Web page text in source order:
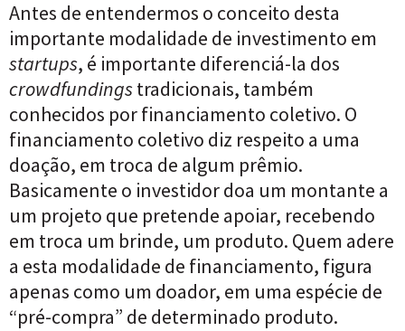
Antes de entendermos o conceito desta
importante modalidade de investimento em
startups, é importante diferenciá-la dos
crowdfundingstradicionais, também
conhecidos por financiamento coletivo. O
financiamento coletivo diz respeito a uma
doação, em troca de algum prêmio.
Basicamente o investidor doa um montante a
um projeto que pretende apoiar, recebendo
em troca um brinde, um produto. Quem adere
a esta modalidade de financiamento, figura
apenas como um doador, em uma espécie de
“pré-compra” de determinado produto.